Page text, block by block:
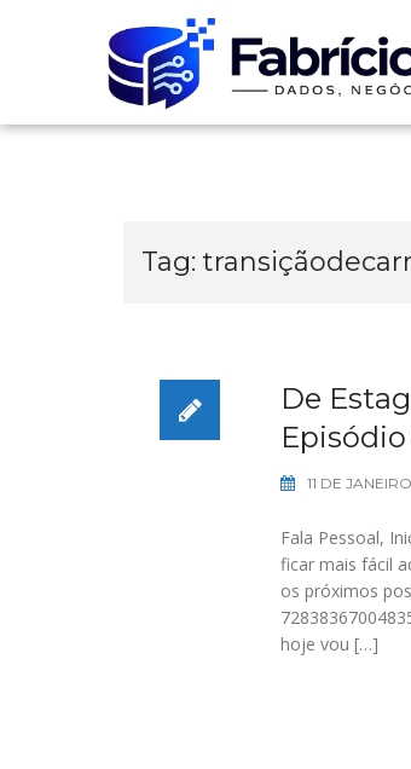
Tag:
De
Episódio
11 DE
Fala Pessoal,
ficar mais fácil
os próximos
hoje vou […]